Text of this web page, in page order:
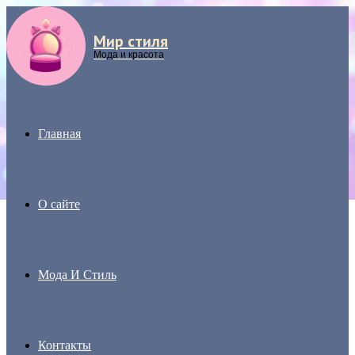
Menu Мир стиля
Мода и красота
Главная
О сайте
Мода И Стиль
Контакты